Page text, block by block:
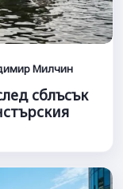
Милчин
сблъсък